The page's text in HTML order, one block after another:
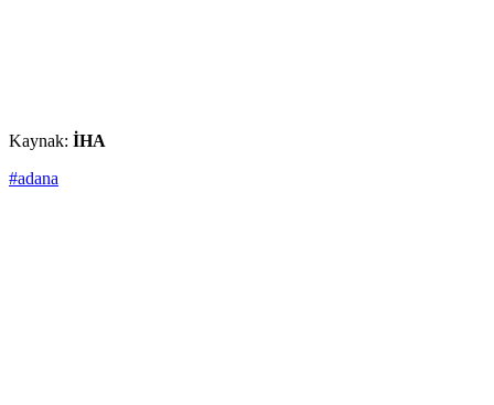
Kaynak: İHA
#adana